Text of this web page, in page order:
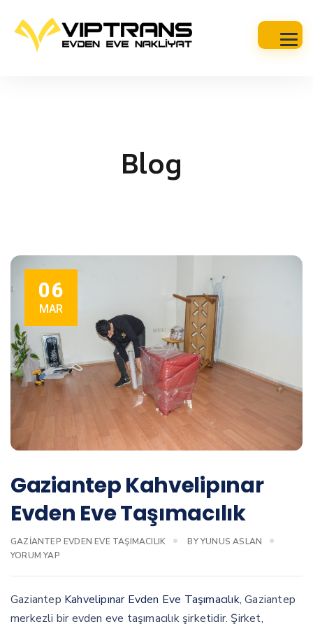
Blog
06
MAR
Gaziantep Kahvelipınar
Evden Eve Taşımacılık
GAZIANTEP EVDEN EVE TAŞIMACILIK BYYUNUS ASLAN
YORUM YAP
Gaziantep Kahvelipınar Evden Eve Taşımacılık, Gaziantep
merkezli bir evden eve taşımacılık şirketidir. Şirket,